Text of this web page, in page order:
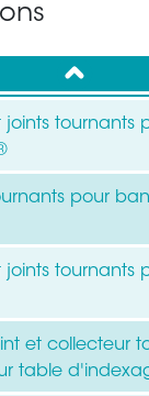
up
joints tournants
pour
joints tournants
et collecteur
table